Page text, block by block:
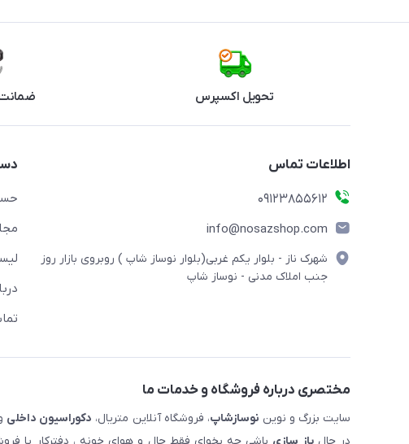
تحویل اکسپرس ضمانت
اطلاعات تماس
09123855612
info@nosazshop.com
شهرک ناز - بلوار یکم غربی(بلوار نوساز شاپ ) روبروی بازار روز
جنب املاک مدنی - نوساز شاپ
مختصری درباره فروشگاه و خدمات ما
سایت بزرگ و نوین نوسازشاپ، فروشگاه آنلاین متریال، دکوراسیون داخلی